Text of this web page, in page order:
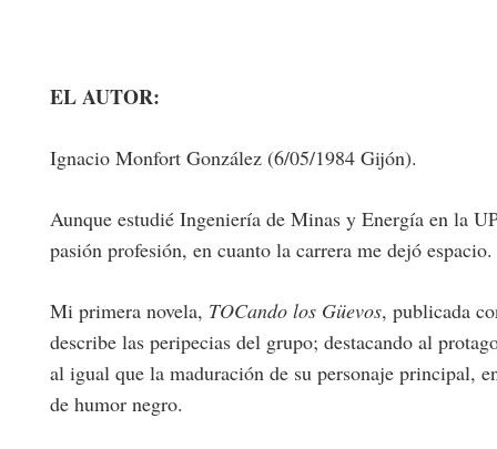
EL AUTOR:
Ignacio Monfort González (6/05/1984 Gijón).
Aunque estudié Ingeniería de Minas y Energía en la
pasión profesión, en cuanto la carrera me dejó espacio.
Mi primera novela, TOCando los Güevos, publicada
describe las peripecias del grupo; destacando al
al igual que la maduración de su personaje principal,
de humor negro.